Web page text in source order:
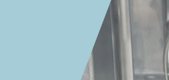
inspección